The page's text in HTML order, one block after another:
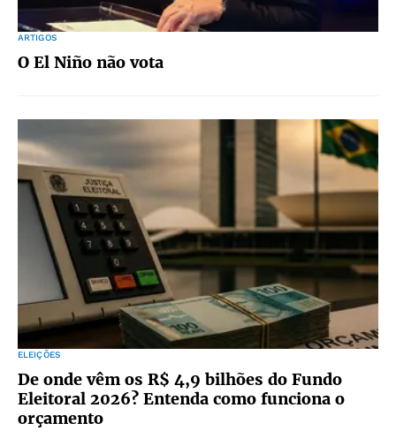
ARTIGOS
O El Niño não vota
ELEIÇÕES
De onde vêm os R$ 4,9 bilhões do Fundo
Eleitoral 2026? Entenda como funciona o
orçamento